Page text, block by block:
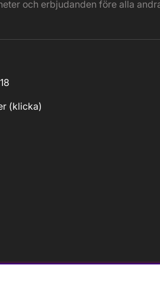
och erbjudanden före alla
(klicka)